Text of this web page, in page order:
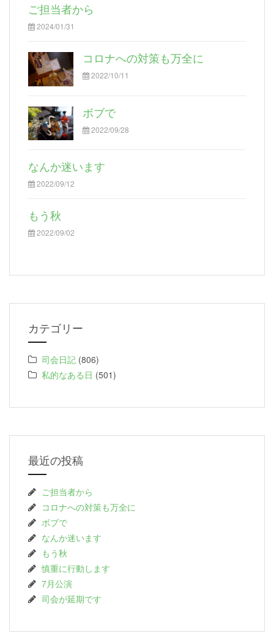
ご担当者から
2024/01/31
コロナへの対策も万全に
2022/10/11
ボブで
2022/09/28
なんか迷います
2022/09/12
もう秋
2022/09/02
カテゴリー
司会日記 (806)
私的なある日 (501)
最近の投稿
ご担当者から
コロナへの対策も万全に
ボブで
なんか迷います
もう秋
慎重に行動します
7月公演
司会が延期です